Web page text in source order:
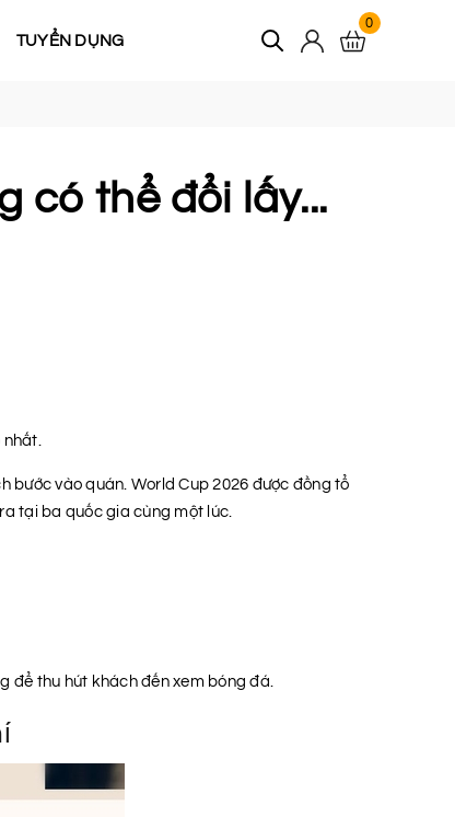
TUYỂN DỤNG
0
có thể đổi lấy...
nhất.
bước vào quán. World Cup 2026 được đồng tổ
tại ba quốc gia cùng một lúc.
để thu hút khách đến xem bóng đá.